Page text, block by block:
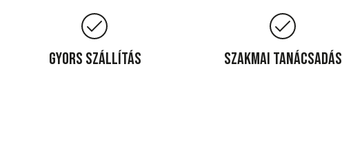
Gyors szállítás Szakmai tanácsadás